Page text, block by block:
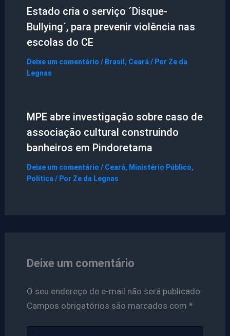
Estado cria o serviço ´Disque-
Bullying`, para prevenir violência nas
escolas do CE
Deixe um comentário / Brasil , Ceará/ Por Ze da
Legnas
MPE abre investigação sobre caso de
associação cultural construindo
banheiros em Pindoretama
Deixe um comentário / Ceará, Ministério Público,
Política/ Por Ze da Legnas
Deixe um comentário
O seu endereço de e-mail não será publicado.
Campos obrigatórios são marcados com *